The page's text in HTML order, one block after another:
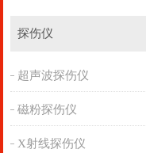
探伤仪
超声波探伤仪
磁粉探伤仪
X射线探伤仪